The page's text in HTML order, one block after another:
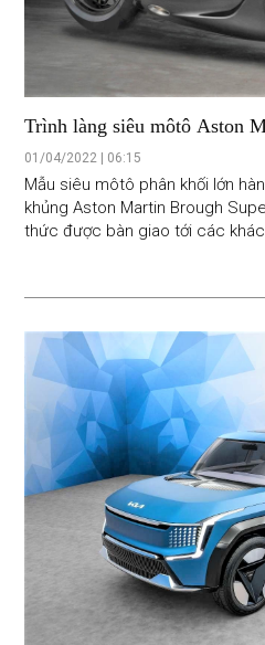
Trình làng siêu môtô Aston
001 giá trên 2,5 tỷ đồng
01/04/2022 | 06:15
Mẫu siêu môtô phân khối lớn
khủng Aston Martin Brough
thức được bàn giao tới các